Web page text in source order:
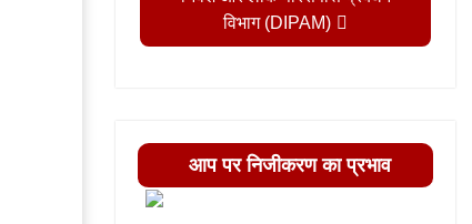
विभाग (DIPAM)
आप पर निजीकरण का प्रभाव